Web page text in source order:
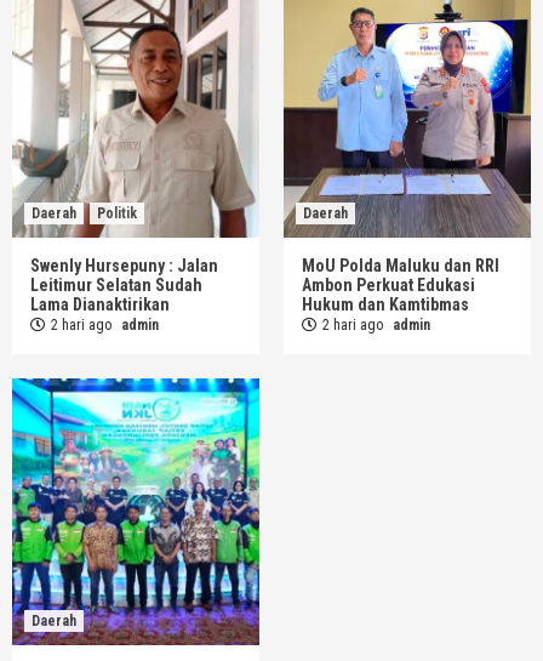
Daerah Politik
Swenly Hursepuny : Jalan
Leitimur Selatan Sudah
Lama Dianaktirikan
2 hari ago admin
Daerah
MoU Polda Maluku dan RRI
Ambon Perkuat Edukasi
Hukum dan Kamtibmas
2 hari ago admin
Daerah